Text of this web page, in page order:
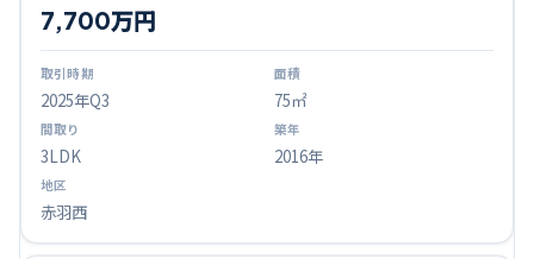
2025年Q3
7,700万円
75㎡
3LDK 2016年
赤羽西